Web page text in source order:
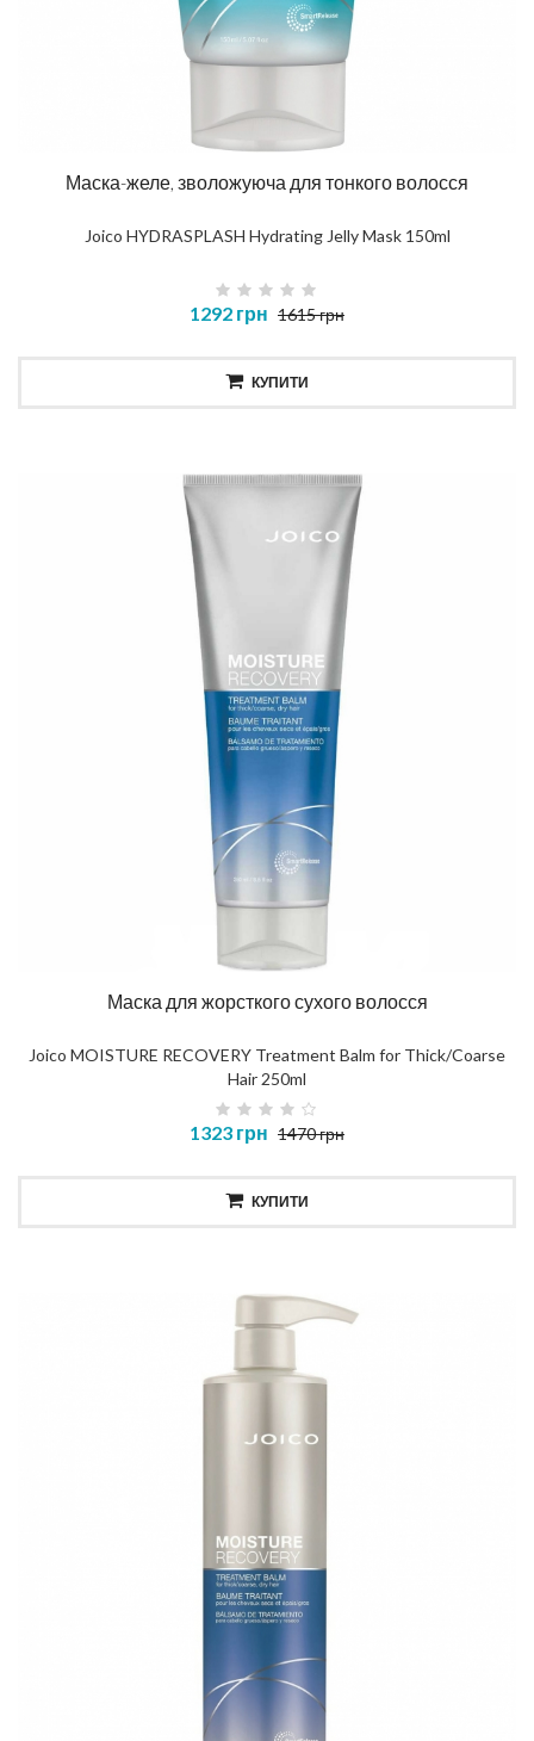
Маска-желе, зволожуюча для тонкого волосся
Joico HYDRASPLASH Hydrating Jelly Mask 150ml
1292 грн 1615 грн
КУПИТИ
Маска для жорсткого сухого волосся
Joico MOISTURE RECOVERY Treatment Balm for Thick/Coarse
Hair 250ml
1323 грн 1470 грн
КУПИТИ